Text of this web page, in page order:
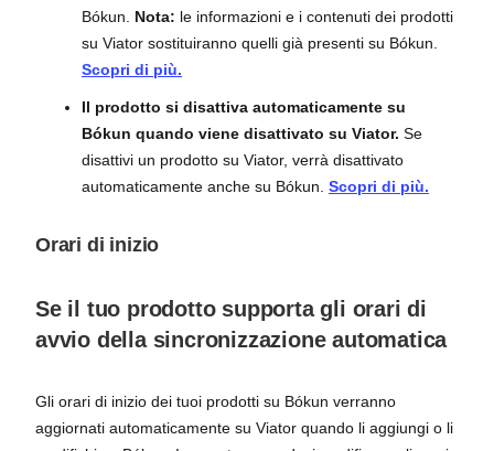
Bókun. Nota: le informazioni e i contenuti dei prodotti
su Viator sostituiranno quelli già presenti su Bókun.
Scopri di più.
Il prodotto si disattiva automaticamente su
Bókun quando viene disattivato su Viator. Se
disattivi un prodotto su Viator, verrà disattivato
automaticamente anche su Bókun. Scopri di più.
Orari di inizio
Se il tuo prodotto supporta gli orari di
avvio della sincronizzazione automatica
Gli orari di inizio dei tuoi prodotti su Bókun verranno
aggiornati automaticamente su Viator quando li aggiungi o li